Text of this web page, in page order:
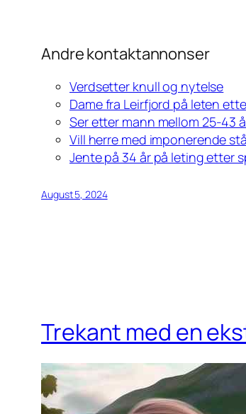
Andre kontaktannonser
Verdsetter knull og nytelse
Dame fra Leirfjord på leten
Ser etter mann mellom 25-43
Vill herre med imponerende
Jente på 34 år på leting etter
August 5, 2024
Trekant med en